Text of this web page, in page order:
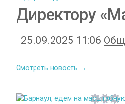
Директору
25.09.2025 11:06
Смотреть новость →